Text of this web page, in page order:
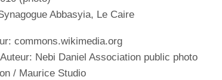
Abbasyia, Le Caire
commons.wikimedia.org
Nebi Daniel Association public photo
/ Maurice Studio